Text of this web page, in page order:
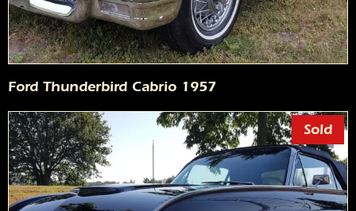
Ford Thunderbird Cabrio 1957
Sold